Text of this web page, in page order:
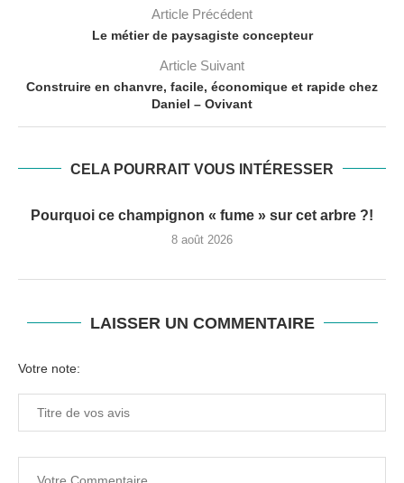
Article Précédent
Le métier de paysagiste concepteur
Article Suivant
Construire en chanvre, facile, économique et rapide chez
Daniel – Ovivant
CELA POURRAIT VOUS INTÉRESSER
Pourquoi ce champignon « fume » sur cet arbre ?!
8 août 2026
LAISSER UN COMMENTAIRE
Votre note: